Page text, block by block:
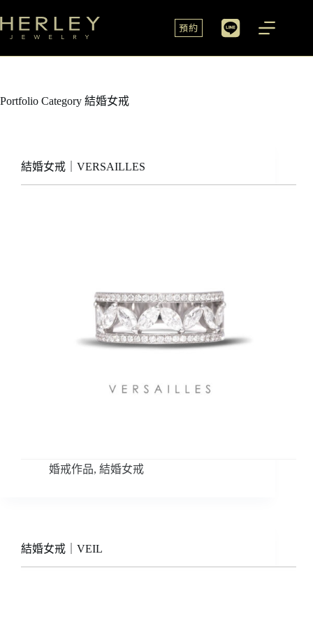
預約
Portfolio Category 結婚女戒
結婚女戒｜VERSAILLES
婚戒作品, 結婚女戒
結婚女戒｜VEIL